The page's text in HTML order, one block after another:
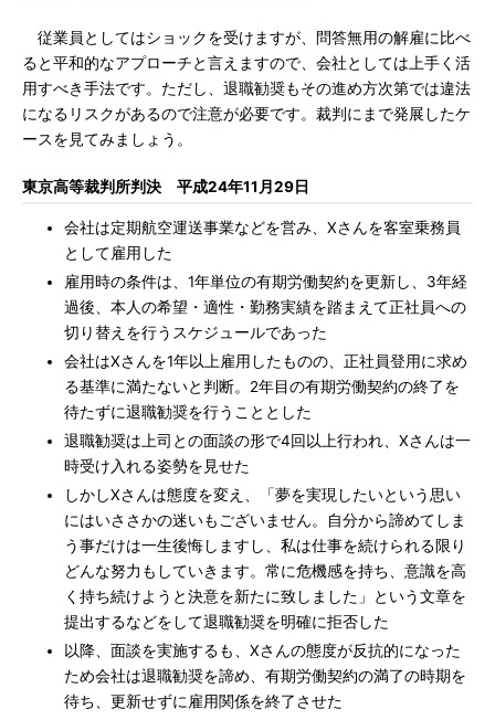
従業員としてはショックを受けますが、問答無用の解雇に比べ
ると平和的なアプローチと言えますので、会社としては上手く活
用すべき手法です。ただし、退職勧奨もその進め方次第では違法
になるリスクがあるので注意が必要です。裁判にまで発展したケ
ースを見てみましょう。
東京高等裁判所判決 平成24年11月29日
会社は定期航空運送事業などを営み、Xさんを客室乗務員
として雇用した
雇用時の条件は、1年単位の有期労働契約を更新し、3年経
過後、本人の希望・適性・勤務実績を踏まえて正社員への
切り替えを行うスケジュールであった
会社はXさんを1年以上雇用したものの、正社員登用に求め
る基準に満たないと判断。2年目の有期労働契約の終了を
待たずに退職勧奨を行うこととした
退職勧奨は上司との面談の形で4回以上行われ、Xさんは一
時受け入れる姿勢を見せた
しかしXさんは態度を変え、「夢を実現したいという思い
にはいささかの迷いもございません。自分から諦めてしま
う事だけは一生後悔しますし、私は仕事を続けられる限り
どんな努力もしていきます。常に危機感を持ち、意識を高
く持ち続けようと決意を新たに致しました」という文章を
提出するなどをして退職勧奨を明確に拒否した
以降、面談を実施するも、Xさんの態度が反抗的になった
ため会社は退職勧奨を諦め、有期労働契約の満了の時期を
待ち、更新せずに雇用関係を終了させた